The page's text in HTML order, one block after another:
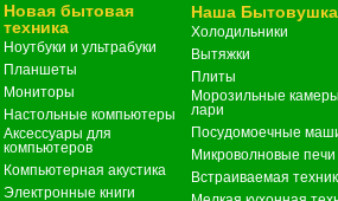
Новая бытовая
техника
Ноутбуки и ультрабуки
Планшеты
Мониторы
Настольные компьютеры
Аксессуары для
компьютеров
Компьютерная акустика
Электронные книги
Наша Бытовушка
Холодильники
Вытяжки
Плиты
Морозильные
лари
Посудомоечные
Микроволновые печи
Встраиваемая